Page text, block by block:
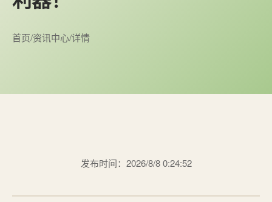
首页/资讯中心/详情
发布时间：2026/8/8 0:24:52